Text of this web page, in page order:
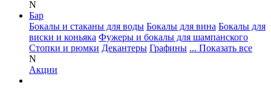
N
Бар
Бокалы и стаканы для воды Бокалы для вина Бокалы для
виски и коньяка Фужеры и бокалы для шампанского
Стопки и рюмки Декантеры Графины ... Показать все
N
Акции